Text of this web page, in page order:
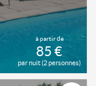
à partir de
85 €
par nuit (2 personnes)